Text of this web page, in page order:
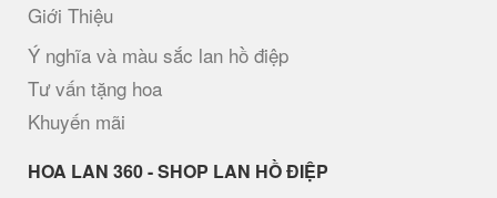
Giới Thiệu
Ý nghĩa và màu sắc lan hồ điệp
Tư vấn tặng hoa
Khuyến mãi
H​OA LAN 360 - SHOP LAN HỒ ĐIỆP